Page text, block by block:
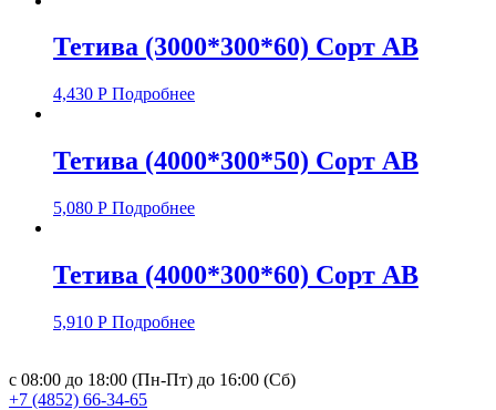
Тетива (3000*300*60) Сорт АВ
4,430 Р Подробнее
Тетива (4000*300*50) Сорт АВ
5,080 Р Подробнее
Тетива (4000*300*60) Сорт АВ
5,910 Р Подробнее
с 08:00 до 18:00 (Пн-Пт) до 16:00 (Сб)
+7 (4852) 66-34-65